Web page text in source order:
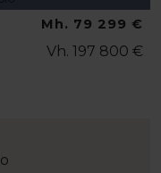
Mh. 79 299 €
Vh. 197 800 €